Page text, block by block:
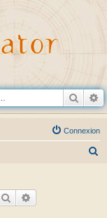
Connexion
Rechercher